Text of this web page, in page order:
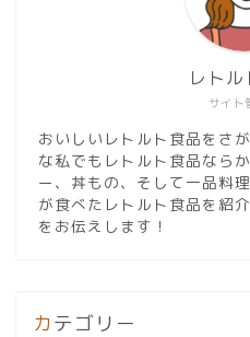
サイト
レトル
おいしいレトルト食品をさ
な私でもレトルト食品なら
ー、丼もの、そして一品料
が食べたレトルト食品を紹
をお伝えします！
カテゴリー